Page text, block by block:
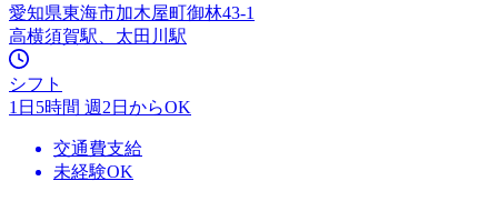
愛知県東海市加木屋町御林43-1
高横須賀駅、太田川駅
シフト
1日5時間 週2日からOK
交通費支給
未経験OK